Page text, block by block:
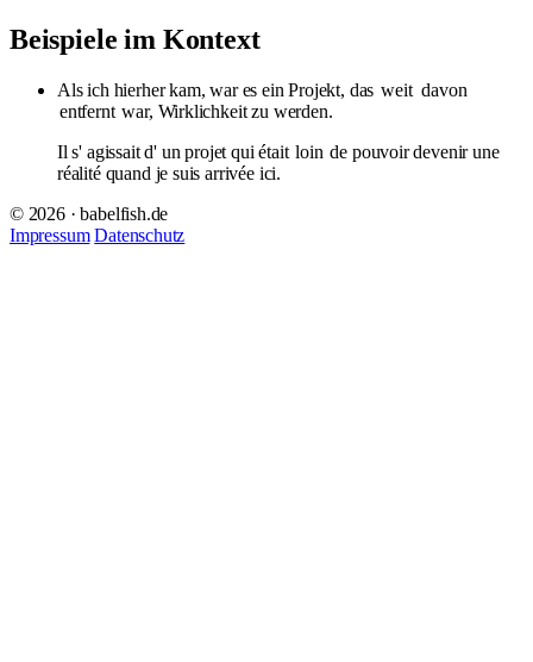
Beispiele im Kontext
Als ich hierher kam, war es ein Projekt, das weit davon
entfernt war, Wirklichkeit zu werden.
Il s' agissait d' un projet qui était loin de pouvoir devenir une
réalité quand je suis arrivée ici.
© 2026 · babelfish.de
Impressum Datenschutz